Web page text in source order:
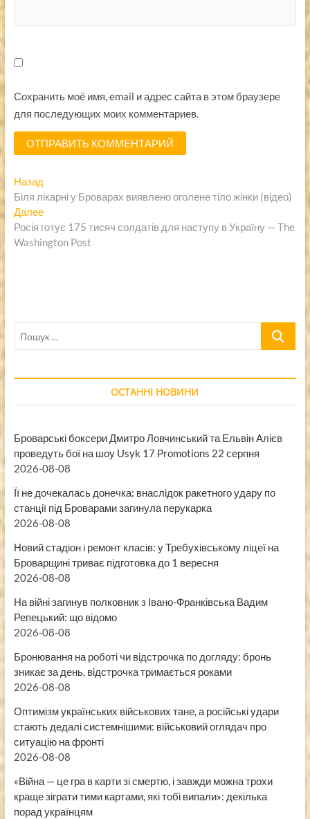
Сохранить моё имя, email и адрес сайта в этом браузере
для последующих моих комментариев.
Навигация
по
записям
НазадПредыдущая
запись:
Біля лікарні у Броварах виявлено оголене тіло жінки (відео)
ДалееСледующая
запись:
Росія готує 175 тисяч солдатів для наступу в Україну — The
Washington Post
Пошук
ОСТАННІ НОВИНИ
Броварські боксери Дмитро Ловчинський та Ельвін Алієв
проведуть бої на шоу Usyk 17 Promotions 22 серпня
2026-08-08
Її не дочекалась донечка: внаслідок ракетного удару по
станції під Броварами загинула перукарка
2026-08-08
Новий стадіон і ремонт класів: у Требухівському ліцеї на
Броварщині триває підготовка до 1 вересня
2026-08-08
На війні загинув полковник з Івано-Франківська Вадим
Репецький: що відомо
2026-08-08
Бронювання на роботі чи відстрочка по догляду: бронь
зникає за день, відстрочка тримається роками
2026-08-08
Оптимізм українських військових тане, а російські удари
стають дедалі системнішими: військовий оглядач про
ситуацію на фронті
2026-08-08
«Війна — це гра в карти зі смертю, і завжди можна трохи
краще зіграти тими картами, які тобі випали»: декілька
порад українцям